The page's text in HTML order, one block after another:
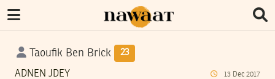
Taoufik Ben Brick 23
ADNEN JDEY 13 Dec 2017